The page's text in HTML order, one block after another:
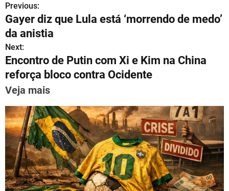
at
s
A
p
p
e
gr
a
m
e
o
o
ai
l
er
e
e
n
ar
e
P
o
s
t
n
a
v
i
g
a
Previous:
Gayer diz que Lula está ‘morrendo de medo’
da anistia
Next:
Encontro de Putin com Xi e Kim na China
reforça bloco contra Ocidente
Veja mais